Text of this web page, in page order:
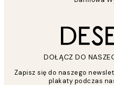
DOŁĄCZ DO
Zapisz się do naszego
plakaty podczas